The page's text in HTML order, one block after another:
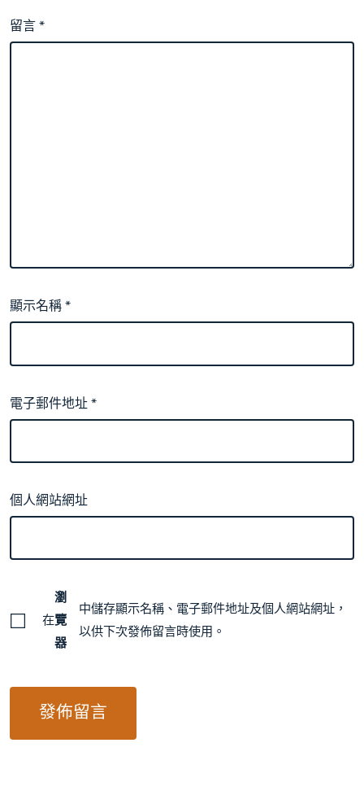
留言*
顯示名稱*
電子郵件地址*
個人網站網址
在
瀏
覽
器
中儲存顯示名稱、電子郵件地址及個人網站網址，
以供下次發佈留言時使用。